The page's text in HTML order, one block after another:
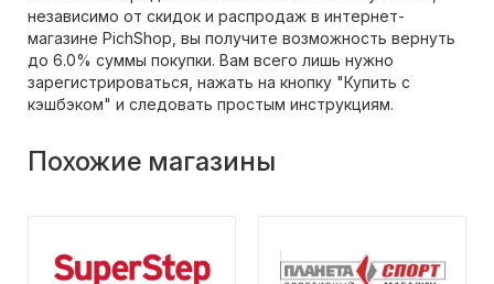
независимо от скидок и распродаж в интернет-
магазине PichShop, вы получите возможность вернуть
до 6.0% суммы покупки. Вам всего лишь нужно
зарегистрироваться, нажать на кнопку "Купить с
кэшбэком" и следовать простым инструкциям.
Похожие магазины